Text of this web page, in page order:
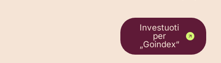
Investuoti
per
„Goindex“